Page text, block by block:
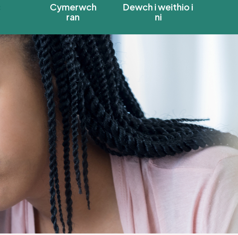
Cymerwch
ran
Dewch i weithio i
ni